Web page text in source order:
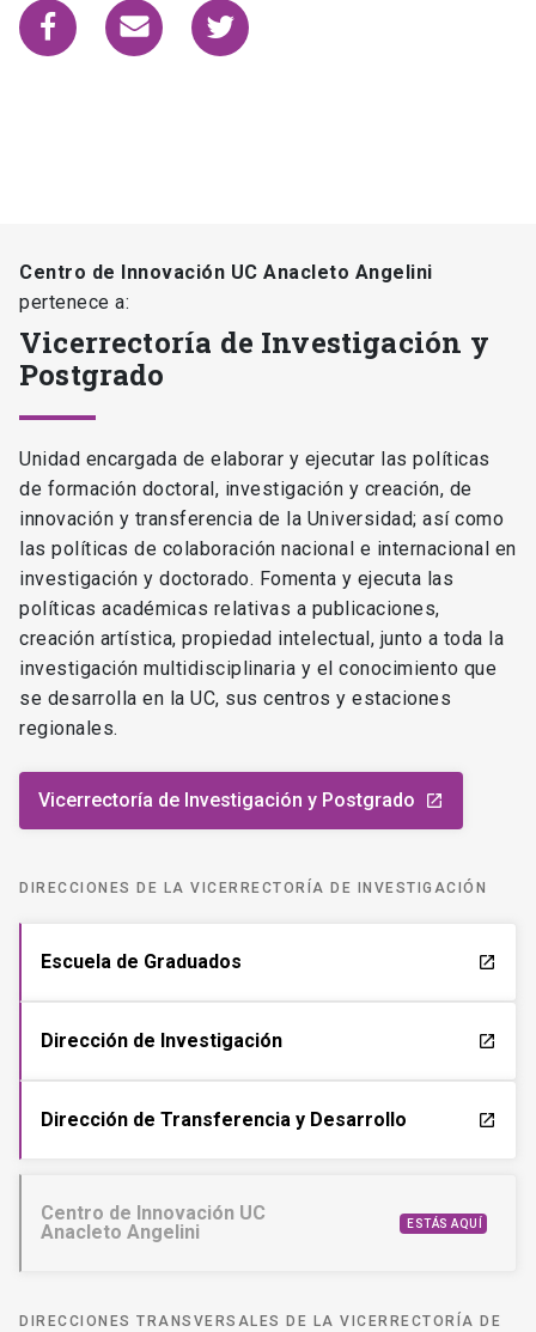
Centro de Innovación UC Anacleto Angelini
pertenece a:
Vicerrectoría de Investigación y
Postgrado
Unidad encargada de elaborar y ejecutar las políticas
de formación doctoral, investigación y creación, de
innovación y transferencia de la Universidad; así como
las políticas de colaboración nacional e internacional en
investigación y doctorado. Fomenta y ejecuta las
políticas académicas relativas a publicaciones,
creación artística, propiedad intelectual, junto a toda la
investigación multidisciplinaria y el conocimiento que
se desarrolla en la UC, sus centros y estaciones
regionales.
Vicerrectoría de Investigación y Postgrado launch
DIRECCIONES DE LA VICERRECTORÍA DE INVESTIGACIÓN
Escuela de Graduados launch
Dirección de Investigación launch
Dirección de Transferencia y Desarrollo launch
Centro de Innovación UC
Anacleto Angelini
ESTÁS AQUÍ
DIRECCIONES TRANSVERSALES DE LA VICERRECTORÍA DE